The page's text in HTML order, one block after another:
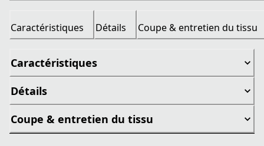
Caractéristiques Détails Coupe & entretien du tissu
Caractéristiques
Détails
Coupe & entretien du tissu